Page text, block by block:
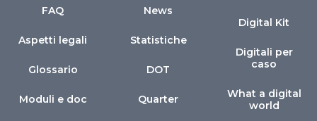
FAQ
Aspetti legali
Glossario
Moduli e doc
News
Statistiche
DOT
Quarter
Digital Kit
Digitali per
caso
What a digital
world